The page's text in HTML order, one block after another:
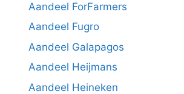
Aandeel ForFarmers
Aandeel Fugro
Aandeel Galapagos
Aandeel Heijmans
Aandeel Heineken